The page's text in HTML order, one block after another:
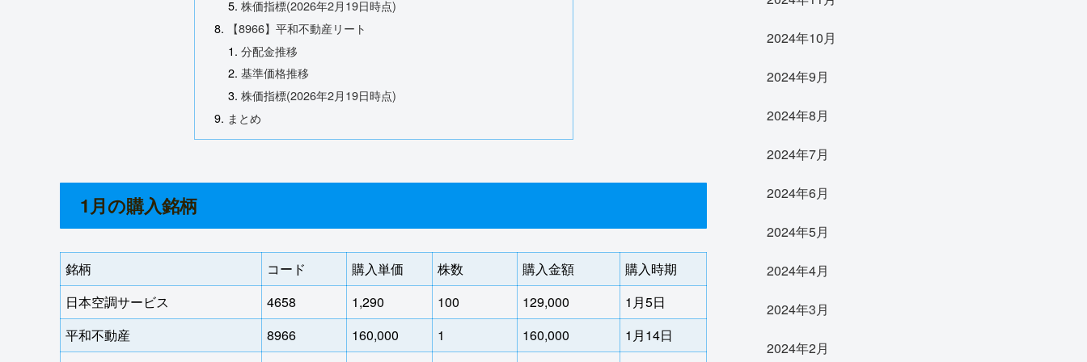
株価指標(2026年2月19日時点)
【8966】平和不動産リート
分配金推移
基準価格推移
株価指標(2026年2月19日時点)
まとめ
1月の購入銘柄
銘柄 コード 購入単価 株数 購入金額
購入時期
日本空調サービス
4658 1,290 100 129,000
1月5日
平和不動産
8966 160,000 1 160,000
1月14日
2024年10月
2024年9月
2024年8月
2024年7月
2024年6月
2024年5月
2024年4月
2024年3月
2024年2月